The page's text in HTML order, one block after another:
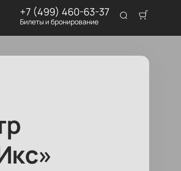
+7 (499) 460-63-37
Билеты и бронирование